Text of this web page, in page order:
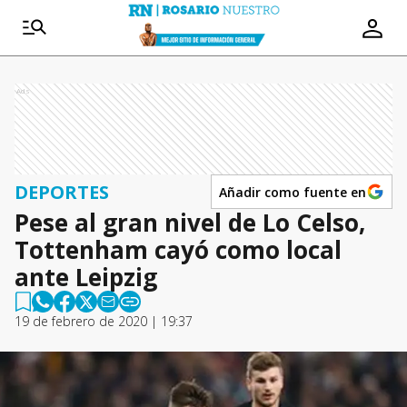
Ads
DEPORTES Añadir como fuente en
Pese al gran nivel de Lo Celso,
Tottenham cayó como local
ante Leipzig
19 de febrero de 2020 | 19:37